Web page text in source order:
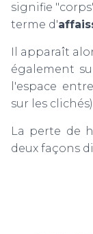
signifie
terme d'
Il apparaît
également
l'espace
sur les
La perte de
deux façons